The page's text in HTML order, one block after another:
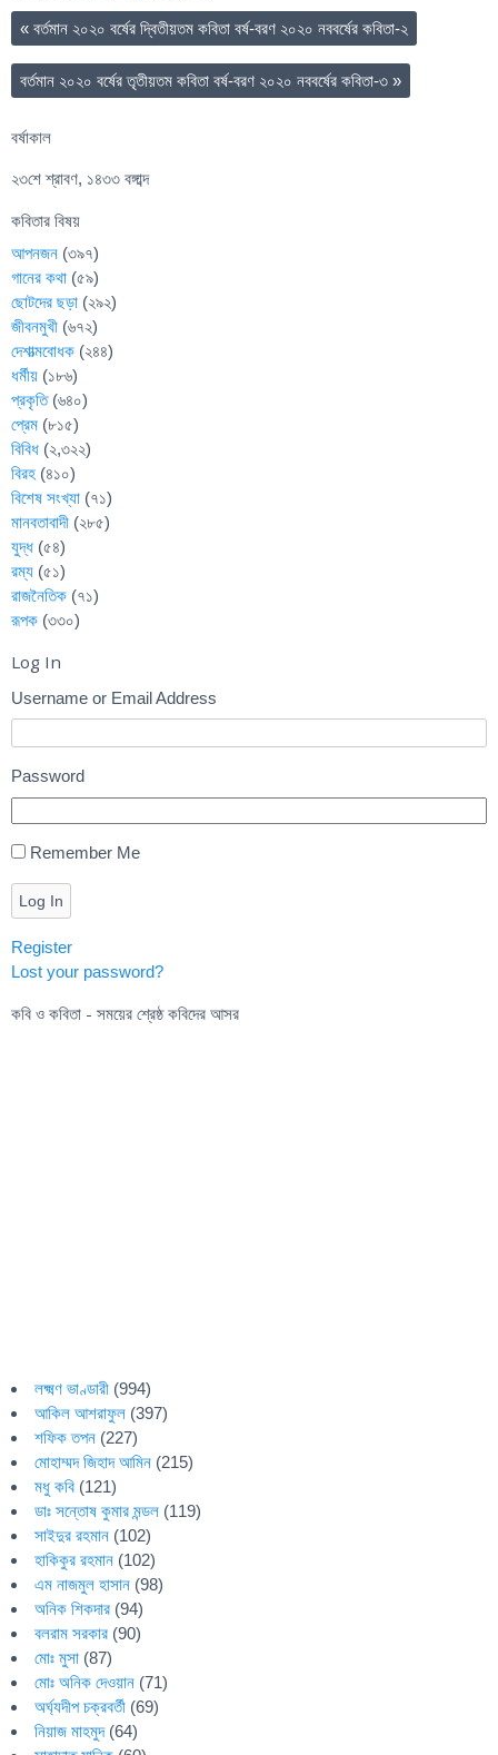
« বর্তমান ২০২০ বর্ষের দ্বিতীয়তম কবিতা বর্ষ-বরণ ২০২০ নববর্ষের কবিতা-২
বর্তমান ২০২০ বর্ষের তৃতীয়তম কবিতা বর্ষ-বরণ ২০২০ নববর্ষের কবিতা-৩ »
বর্ষাকাল
২৩শে শ্রাবণ, ১৪৩৩ বঙ্গাব্দ
কবিতার বিষয়
আপনজন (৩৯৭)
গানের কথা (৫৯)
ছোটদের ছড়া (২৯২)
জীবনমুখী (৬৭২)
দেশাত্মবোধক (২৪৪)
ধর্মীয় (১৮৬)
প্রকৃতি(৬৪০)
প্রেম (৮১৫)
বিবিধ (২,৩২২)
বিরহ (৪১০)
বিশেষ সংখ্যা (৭১)
মানবতাবাদী (২৮৫)
যুদ্ধ (৫৪)
রম্য (৫১)
রাজনৈতিক (৭১)
রূপক (৩৩০)
Log In
Username or Email Address
Password
Remember Me
Log In
Register
Lost your password?
কবি ও কবিতা - সময়ের শ্রেষ্ঠ কবিদের আসর
লক্ষ্মণ ভাণ্ডারী (994)
আকিল আশরাফুল (397)
শফিক তপন (227)
মোহাম্মদ জিহাদ আমিন (215)
মধু কবি (121)
ডাঃ সন্তোষ কুমার মন্ডল (119)
সাইদুর রহমান (102)
হাকিকুর রহমান (102)
এম নাজমুল হাসান (98)
অনিক শিকদার (94)
বলরাম সরকার (90)
মোঃ মুসা (87)
মোঃ অনিক দেওয়ান (71)
অর্ঘ্যদীপ চক্রবর্তী (69)
নিয়াজ মাহমুদ(64)